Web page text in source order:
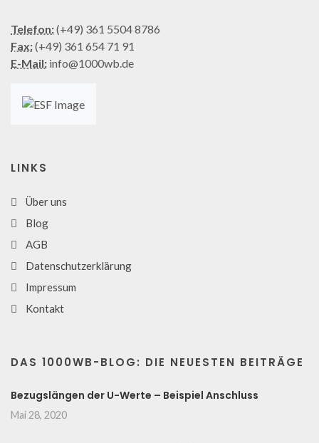
Telefon:(+49) 361 5504 8786
Fax:(+49) 361 654 71 91
E-Mail: info@1000wb.de
LINKS
Über uns
Blog
AGB
Datenschutzerklärung
Impressum
Kontakt
DAS 1000WB-BLOG: DIE NEUESTEN BEITRÄGE
Bezugslängen der U-Werte – Beispiel Anschluss
Mai 28, 2020